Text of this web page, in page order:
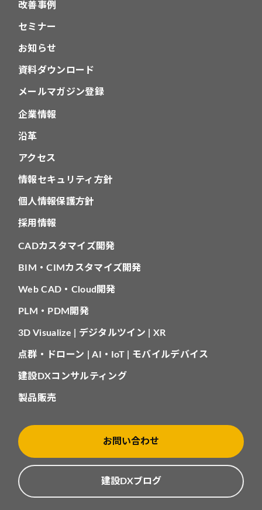
改善事例
セミナー
お知らせ
資料ダウンロード
メールマガジン登録
企業情報
沿革
アクセス
情報セキュリティ方針
個人情報保護方針
採用情報
CADカスタマイズ開発
BIM・CIMカスタマイズ開発
Web CAD・Cloud開発
PLM・PDM開発
3D Visualize | デジタルツイン | XR
点群・ドローン | AI・IoT | モバイルデバイス
建設DXコンサルティング
製品販売
お問い合わせ
建設DXブログ